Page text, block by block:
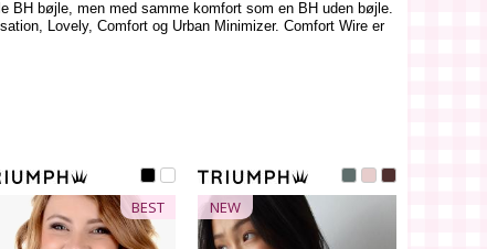
BH bøjle, men med samme komfort som en BH uden bøjle.
Lovely, Comfort og Urban Minimizer. Comfort Wire er
BEST NEW